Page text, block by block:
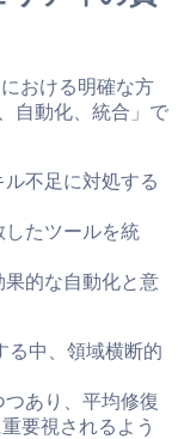
おける明確な方
自動化、統合」で
不足に対処する
たツールを統
的な自動化と意
る中、領域横断的
あり、平均修復
要視されるよう